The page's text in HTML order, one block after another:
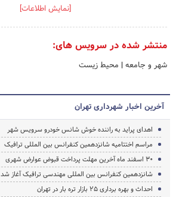
[نمایش اطلاعات]
منتشر شده در سرویس های:
شهر و جامعه | محیط زیست
آخرین اخبار شهرداری تهران
اهدای پراید به راننده خوش شانس خودرو سرویس شهر
مراسم اختتامیه شانزدهمین کنفرانس بین المللی ترافیک
30 اسفند ماه آخرین مهلت پرداخت قبوض عوارض شهری
شانزدهمین کنفرانس بین المللی مهندسی ترافیک آغاز شد
احداث و بهره برداری 25 بازار تره بار در تهران